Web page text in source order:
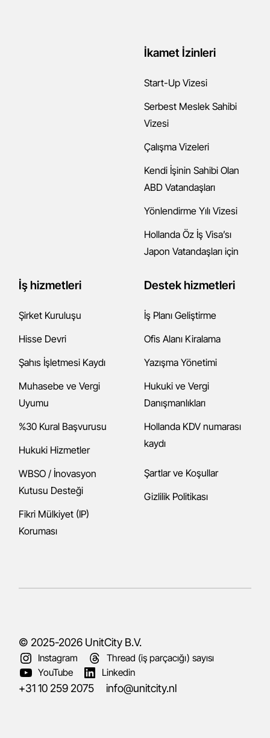
İkamet İzinleri
Start-Up Vizesi
Serbest Meslek Sahibi
Vizesi
Çalışma Vizeleri
Kendi İşinin Sahibi Olan
ABD Vatandaşları
Yönlendirme Yılı Vizesi
Hollanda Öz İş Visa’sı
Japon Vatandaşları için
İş hizmetleri
Şirket Kuruluşu
Hisse Devri
Şahıs İşletmesi Kaydı
Muhasebe ve Vergi
Uyumu
%30 Kural Başvurusu
Hukuki Hizmetler
WBSO / İnovasyon
Kutusu Desteği
Fikri Mülkiyet (IP)
Koruması
Destek hizmetleri
İş Planı Geliştirme
Ofis Alanı Kiralama
Yazışma Yönetimi
Hukuki ve Vergi
Danışmanlıkları
Hollanda KDV numarası
kaydı
Şartlar ve Koşullar
Gizlilik Politikası
© 2025-2026 UnitCity B.V.
Instagram
Thread (iş parçacığı) sayısı
YouTube
Linkedin
+31 10 259 2075 info@unitcity.nl